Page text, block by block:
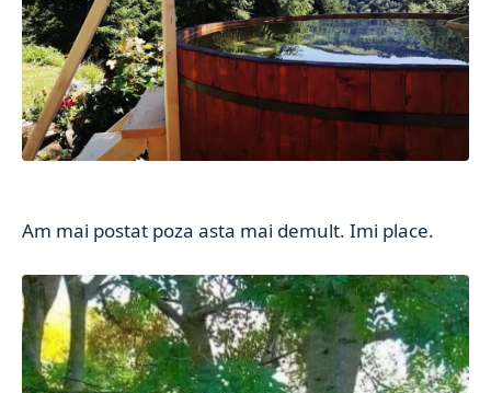
Am mai postat poza asta mai demult. Imi place.